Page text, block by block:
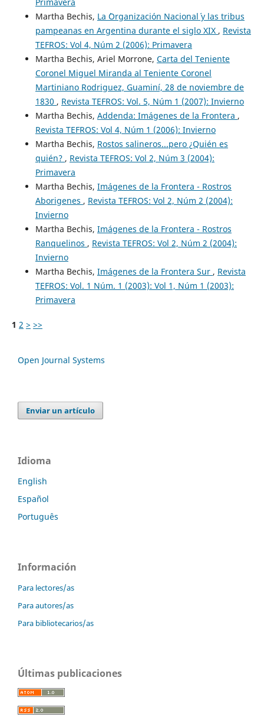
Martha Bechis, La `Organización Nacional´ y las tribus
pampeanas en Argentina durante el siglo XIX , Revista
TEFROS: Vol 4, Núm 2 (2006): Primavera
Martha Bechis, Ariel Morrone, Carta del Teniente
Coronel Miguel Miranda al Teniente Coronel
Martiniano Rodriguez, Guaminí, 28 de noviembre de
1830 , Revista TEFROS: Vol. 5, Núm 1 (2007): Invierno
Martha Bechis, Addenda: Imágenes de la Frontera ,
Revista TEFROS: Vol 4, Núm 1 (2006): Invierno
Martha Bechis, Rostos salineros...pero ¿Quién es
quién? , Revista TEFROS: Vol 2, Núm 3 (2004):
Primavera
Martha Bechis, Imágenes de la Frontera - Rostros
Aborigenes , Revista TEFROS: Vol 2, Núm 2 (2004):
Invierno
Martha Bechis, Imágenes de la Frontera - Rostros
Ranquelinos , Revista TEFROS: Vol 2, Núm 2 (2004):
Invierno
Martha Bechis, Imágenes de la Frontera Sur , Revista
TEFROS: Vol. 1 Núm. 1 (2003): Vol 1, Núm 1 (2003):
Primavera
1 2 > >>
Open Journal Systems
Enviar un artículo
Idioma
English
Español
Português
Información
Para lectores/as
Para autores/as
Para bibliotecarios/as
Últimas publicaciones